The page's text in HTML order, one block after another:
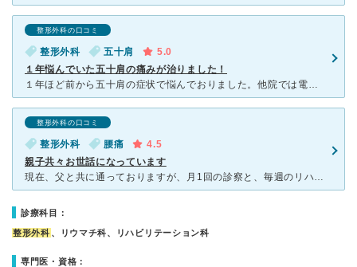
整形外科の口コミ
整形外科 五十肩
5.0
１年悩んでいた五十肩の痛みが治りました！
１年ほど前から五十肩の症状で悩んでおりました。他院では電気やリハビリを行ってもらいましたが一向に良くならずでどこに行っても良くならないと諦めていました。日に日に肩の痛が酷くなり夜寝ている時も痛みで起き
整形外科の口コミ
整形外科 腰痛
4.5
親子共々お世話になっています
現在、父と共に通っておりますが、月1回の診察と、毎週のリハビリにより、重いものを持ったことによる腰の違和感が緩和されました。 また、骨粗鬆症については問題なしとの結果を早々に頂き安心しております。
診療科目：
整形外科 、リウマチ科、リハビリテーション科
専門医・資格：